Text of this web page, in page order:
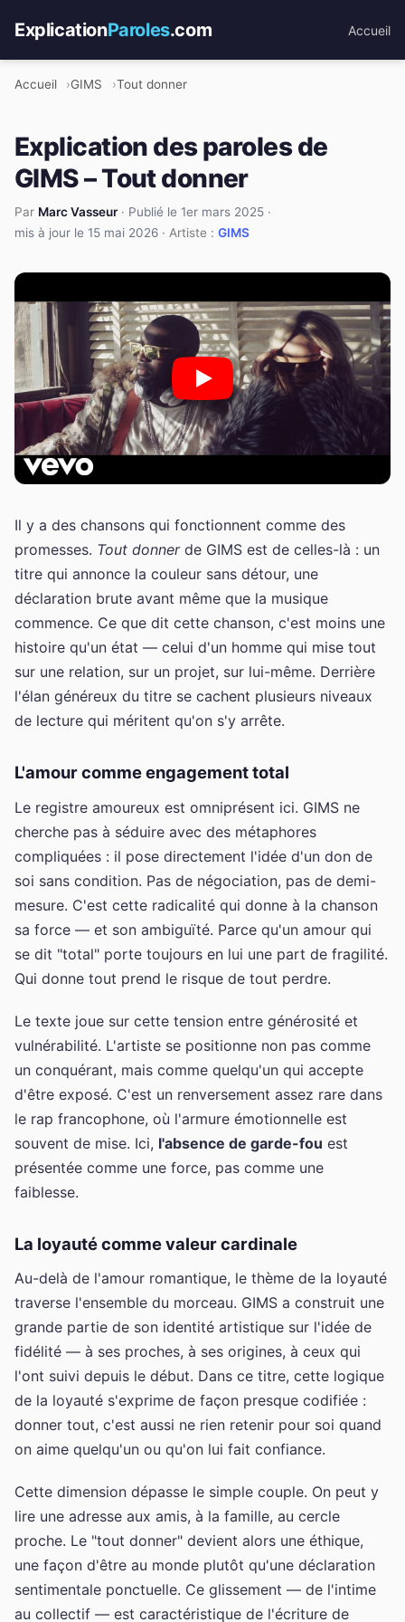
ExplicationParoles.com Accueil
Accueil GIMS Tout donner
Explication des paroles de
GIMS – Tout donner
Par Marc Vasseur· Publié le 1er mars 2025 ·
mis à jour le 15 mai 2026 · Artiste : GIMS
Il y a des chansons qui fonctionnent comme des
promesses. Tout donnerde GIMS est de celles-là : un
titre qui annonce la couleur sans détour, une
déclaration brute avant même que la musique
commence. Ce que dit cette chanson, c'est moins une
histoire qu'un état — celui d'un homme qui mise tout
sur une relation, sur un projet, sur lui-même. Derrière
l'élan généreux du titre se cachent plusieurs niveaux
de lecture qui méritent qu'on s'y arrête.
L'amour comme engagement total
Le registre amoureux est omniprésent ici. GIMS ne
cherche pas à séduire avec des métaphores
compliquées : il pose directement l'idée d'un don de
soi sans condition. Pas de négociation, pas de demi-
mesure. C'est cette radicalité qui donne à la chanson
sa force — et son ambiguïté. Parce qu'un amour qui
se dit "total" porte toujours en lui une part de fragilité.
Qui donne tout prend le risque de tout perdre.
Le texte joue sur cette tension entre générosité et
vulnérabilité. L'artiste se positionne non pas comme
un conquérant, mais comme quelqu'un qui accepte
d'être exposé. C'est un renversement assez rare dans
le rap francophone, où l'armure émotionnelle est
souvent de mise. Ici, l'absence de garde-fou est
présentée comme une force, pas comme une
faiblesse.
La loyauté comme valeur cardinale
Au-delà de l'amour romantique, le thème de la loyauté
traverse l'ensemble du morceau. GIMS a construit une
grande partie de son identité artistique sur l'idée de
fidélité — à ses proches, à ses origines, à ceux qui
l'ont suivi depuis le début. Dans ce titre, cette logique
de la loyauté s'exprime de façon presque codifiée :
donner tout, c'est aussi ne rien retenir pour soi quand
on aime quelqu'un ou qu'on lui fait confiance.
Cette dimension dépasse le simple couple. On peut y
lire une adresse aux amis, à la famille, au cercle
proche. Le "tout donner" devient alors une éthique,
une façon d'être au monde plutôt qu'une déclaration
sentimentale ponctuelle. Ce glissement — de l'intime
au collectif — est caractéristique de l'écriture de